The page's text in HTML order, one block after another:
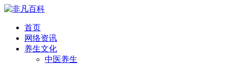
首页
网络资讯
养生文化
中医养生